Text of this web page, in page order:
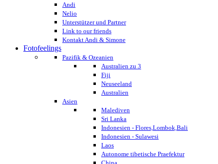
Andi
Nelio
Unterstützer und Partner
Link to our friends
Kontakt Andi & Simone
Fotofeelings
Pazifik & Ozeanien
Australien zu 3
Fiji
Neuseeland
Australien
Asien
Malediven
Sri Lanka
Indonesien - Flores,Lombok,Bali
Indonesien - Sulawesi
Laos
Autonome tibetische Praefektur